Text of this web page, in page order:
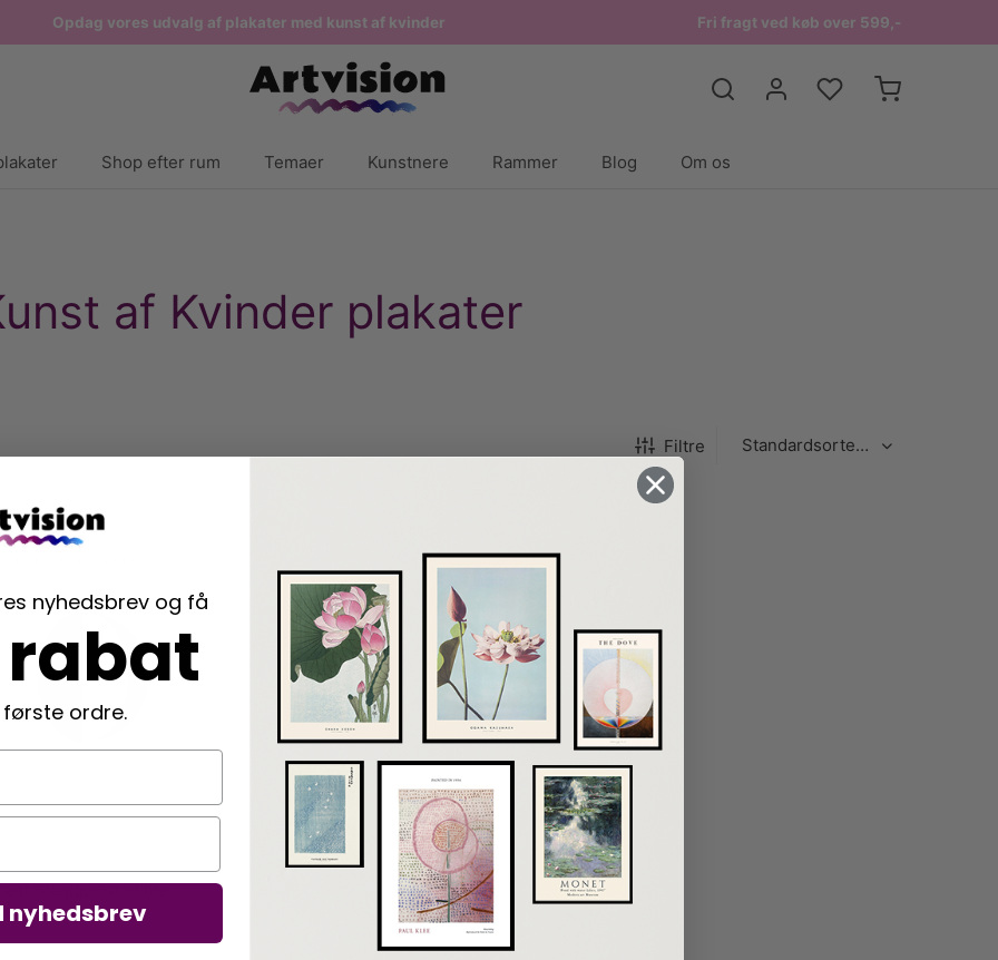
Opdag vores udvalg af plakater med kunst af kvinder Fri fragt ved køb over 599,-
Shop efter rum Temaer Kunstnere Rammer Blog Om os
af Kvinder plakater
Filtre
– Hilma af Klint
nyhedsbrev og få
rabat
første ordre.
nyhedsbrev